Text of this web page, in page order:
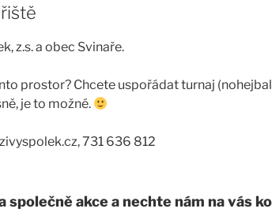
z.s. a obec Svinaře.
prostor? Chcete uspořádat turnaj
je to možné.
731 636 812
společně akce a nechte nám na vás